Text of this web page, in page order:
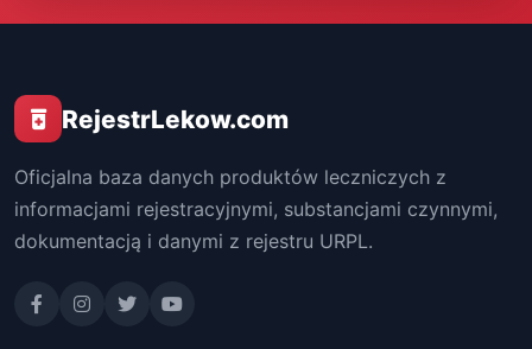
RejestrLekow.com
Oficjalna baza danych produktów leczniczych z
informacjami rejestracyjnymi, substancjami czynnymi,
dokumentacją i danymi z rejestru URPL.